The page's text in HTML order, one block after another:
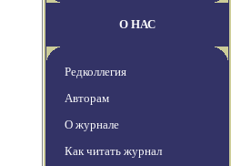
О НАС
Редколлегия
Авторам
О журнале
Как читать журнал